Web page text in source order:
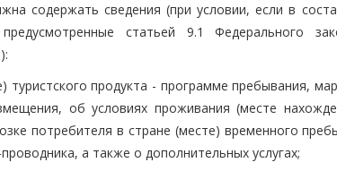
содержать сведения (при условии, если в
статьей 9.1 Федерального
туристского продукта - программе пребывания,
об условиях проживания (месте
потребителя в стране (месте) временного
а также о дополнительных услугах;